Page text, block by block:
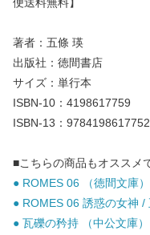
著者：五條 瑛
出版社：徳間書店
サイズ：単行本
ISBN-10：4198617759
ISBN-13：9784198617752
■こちらの商品もオススメ
● ROMES 06 （徳間文庫
● ROMES 06 誘惑の女神
● 瓦礫の矜持 （中公文庫